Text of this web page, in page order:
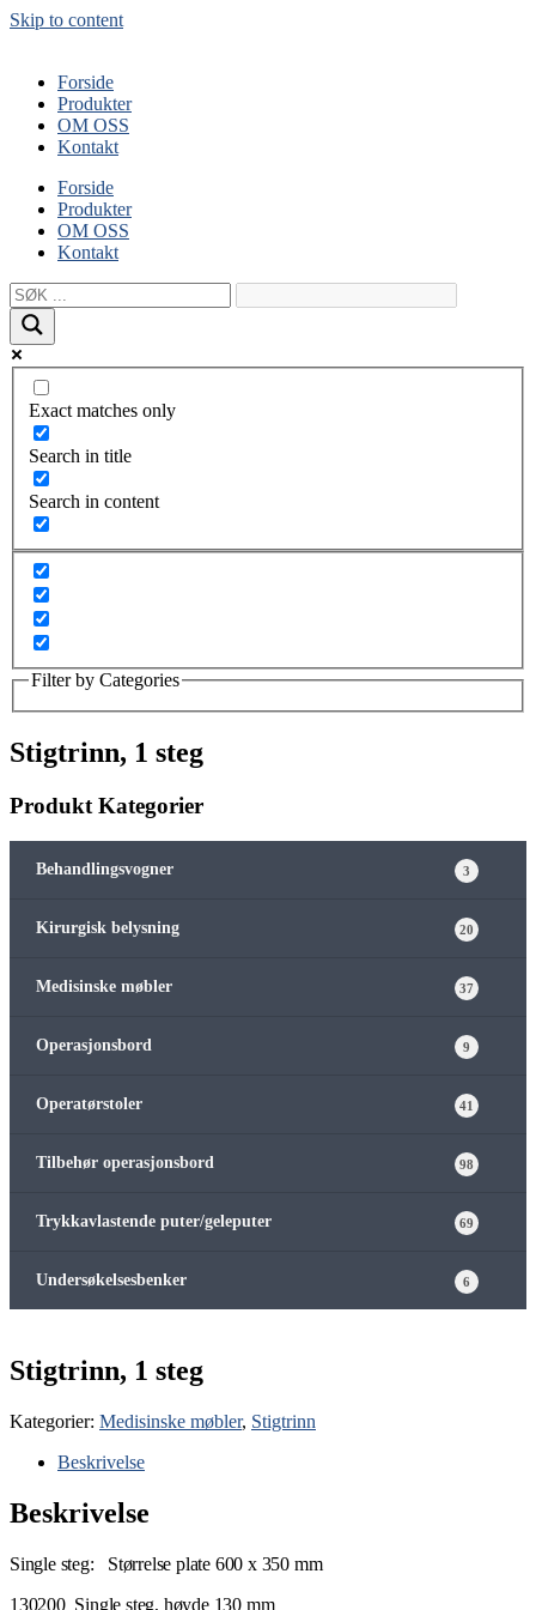
Skip to content
Forside
Produkter
OM OSS
Kontakt
Forside
Produkter
OM OSS
Kontakt
Exact matches only
Search in title
Search in content
Filter by Categories
Stigtrinn, 1 steg
Produkt Kategorier
Behandlingsvogner 3
Kirurgisk belysning 20
Medisinske møbler 37
Operasjonsbord 9
Operatørstoler 41
Tilbehør operasjonsbord 98
Trykkavlastende puter/geleputer 69
Undersøkelsesbenker 6
Stigtrinn, 1 steg
Kategorier: Medisinske møbler, Stigtrinn
Beskrivelse
Beskrivelse
Single steg: Størrelse plate 600 x 350 mm
130200 Single steg, høyde 130 mm